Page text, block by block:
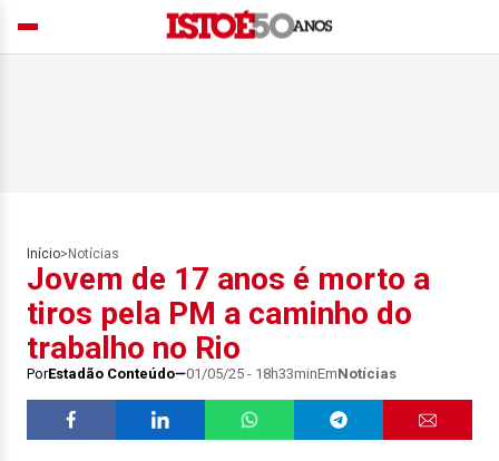
Início> Notícias
Jovem de 17 anos é morto a
tiros pela PM a caminho do
trabalho no Rio
PorEstadão Conteúdo 01/05/25 - 18h33minEmNotícias